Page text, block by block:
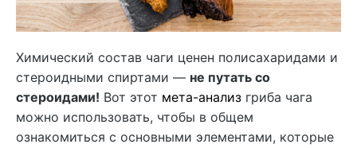
Химический состав чаги ценен полисахаридами и
стероидными спиртами — не путать со
стероидами! Вот этот мета-анализ гриба чага
можно использовать, чтобы в общем
ознакомиться с основными элементами, которые